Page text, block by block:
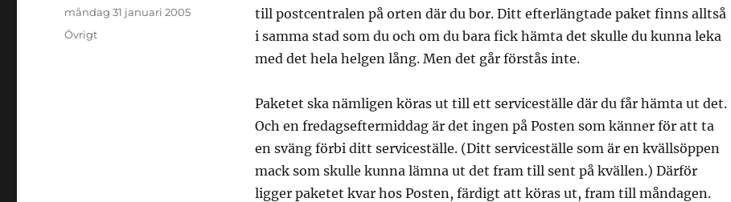
till postcentralen på orten där du bor. Ditt efterlängtade paket finns alltså
i samma stad som du och om du bara fick hämta det skulle du kunna leka
med det hela helgen lång. Men det går förstås inte.
Paketet ska nämligen köras ut till ett serviceställe där du får hämta ut det.
Och en fredagseftermiddag är det ingen på Posten som känner för att ta
en sväng förbi ditt serviceställe. (Ditt serviceställe som är en kvällsöppen
mack som skulle kunna lämna ut det fram till sent på kvällen.) Därför
ligger paketet kvar hos Posten, färdigt att köras ut, fram till måndagen.
Publicerat
den
måndag 31 januari 2005
Kategorier
Övrigt